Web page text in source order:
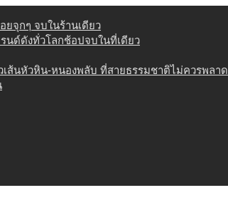
ยจุกๆ จบในร้านเดียว
นด์ดังทั่วโลกช้อปจบในที่เดียว
เส้นหัวหิน-หนองพลับ ที่สายธรรมชาติไม่ควรพลาด